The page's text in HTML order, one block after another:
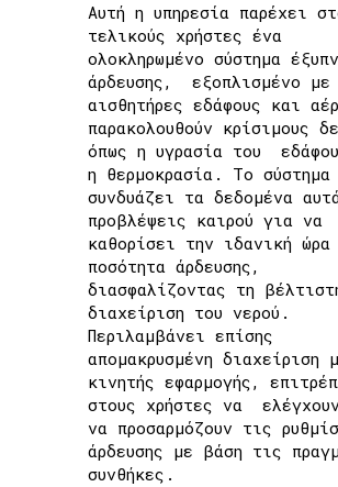
Αυτή η υπηρεσία παρέχει
τελικούς χρήστες ένα
ολοκληρωμένο σύστημα
άρδευσης, εξοπλισμένο με
αισθητήρες εδάφους και
παρακολουθούν κρίσιμους
όπως η υγρασία του
η θερμοκρασία. Το σύστημα
συνδυάζει τα δεδομένα
προβλέψεις καιρού για να
καθορίσει την ιδανική ώρα
ποσότητα άρδευσης,
διασφαλίζοντας τη
διαχείριση του νερού.
Περιλαμβάνει επίσης
απομακρυσμένη διαχείριση
κινητής εφαρμογής,
στους χρήστες να
να προσαρμόζουν τις
άρδευσης με βάση τις
συνθήκες.